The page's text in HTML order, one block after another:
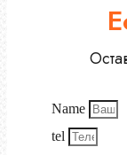
Name
tel